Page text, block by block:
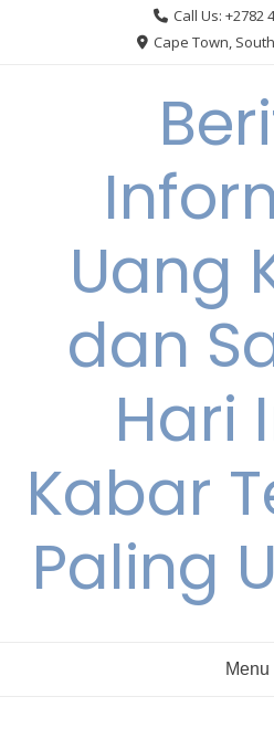
Call Us: +2782
Cape Town,
Uang
dan
Hari
Kabar
Paling
Menu